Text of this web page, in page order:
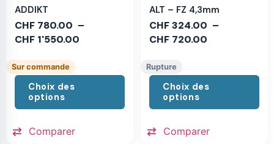
ADDIKT
CHF 780.00 –
CHF 1'550.00
Sur commande
Choix des
options
Comparer
ALT – FZ 4,3mm
CHF324.00 –
CHF 720.00
Rupture
Choix des
options
Comparer